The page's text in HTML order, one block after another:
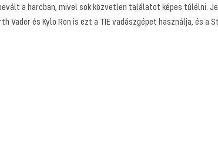
a harcban, mivel sok közvetlen találatot képes
és Kylo Ren is ezt a TIE vadászgépet használja, és